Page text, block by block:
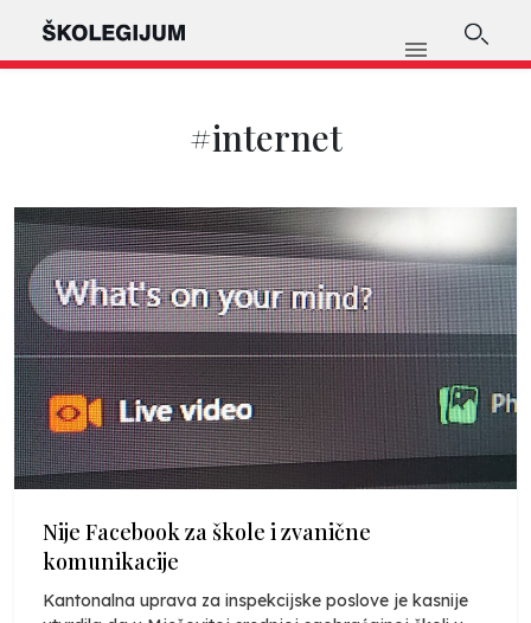
#internet
Nije Facebook za škole i zvanične
komunikacije
Kantonalna uprava za inspekcijske poslove je kasnije